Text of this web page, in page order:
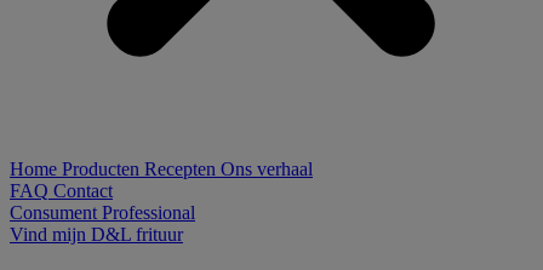
Home Producten Recepten Ons verhaal
FAQ Contact
Consument Professional
Vind mijn D&L frituur